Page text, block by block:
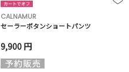
CALNAMUR
セーラーボタンショートパンツ
9,900 円